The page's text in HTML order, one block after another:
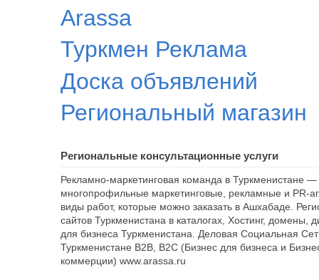
Arassa
Туркмен Реклама
Доска объявлений
Региональный магазин
Региональные консультационные услуги
Рекламно-маркетинговая команда в Туркменистане —
многопрофильные маркетинговые, рекламные и PR-
виды работ, которые можно заказать в Ашхабаде.
сайтов Туркменистана в каталогах, Хостинг, домены,
для бизнеса Туркменистана. Деловая Социальная
Туркменистане B2B, B2C (Бизнес для бизнеса и
коммерции) www.arassa.ru